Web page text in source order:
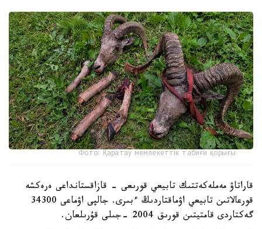
Фото: Қаратау мемлекеттік табиғи қорығы
قاراتاۋ مەملەكەتتىك تابيعي قورىعى - قازاقستانداعى ەرەكشە
قورعالاتىن تابيعي اۋماقتاردىڭ ءبىرى. جالپى اۋماعى 34300
گەكتاردى قامتيتىن قورىق 2004 -جىلى قۇرىلعان.